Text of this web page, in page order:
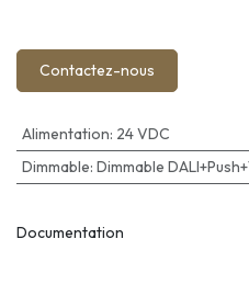
Contactez-nous
Alimentation: 24 VDC
Dimmable: Dimmable
Documentation